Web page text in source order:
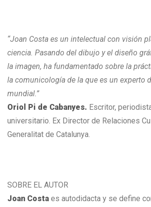
“Joan Costa es un intelectual con visión
ciencia. Pasando del dibujo y el diseño
la imagen, ha fundamentado sobre la
la comunicología de la que es un experto
mundial.”
Oriol Pi de Cabanyes. Escritor,
universitario. Ex Director de Relaciones
Generalitat de Catalunya.
SOBRE EL AUTOR
Joan Costa es autodidacta y se define